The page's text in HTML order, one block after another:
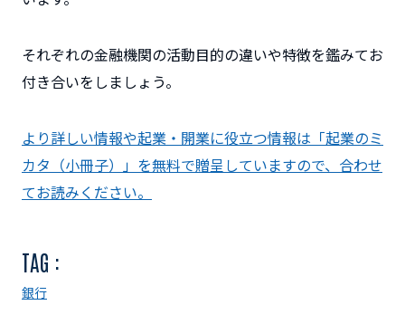
それぞれの金融機関の活動目的の違いや特徴を鑑みてお
付き合いをしましょう。
より詳しい情報や起業・開業に役立つ情報は「起業のミ
カタ（小冊子）」を無料で贈呈していますので、合わせ
てお読みください。
TAG :
銀行